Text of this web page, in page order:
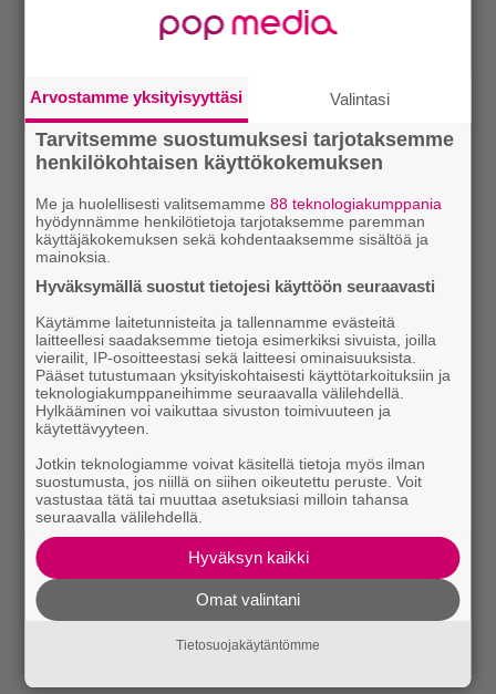
Arvostamme yksityisyyttäsi Valintasi
Tarvitsemme suostumuksesi tarjotaksemme
henkilökohtaisen käyttökokemuksen
Me ja huolellisesti valitsemamme88 teknologiakumppania
hyödynnämme henkilötietoja tarjotaksemme paremman
käyttäjäkokemuksen sekä kohdentaaksemme sisältöä ja
mainoksia.
Hyväksymällä suostut tietojesi käyttöön seuraavasti
Käytämme laitetunnisteita ja tallennamme evästeitä
laitteellesi saadaksemme tietoja esimerkiksi sivuista, joilla
vierailit, IP-osoitteestasi sekä laitteesi ominaisuuksista.
Pääset tutustumaan yksityiskohtaisesti käyttötarkoituksiin ja
teknologiakumppaneihimme seuraavalla välilehdellä.
Hylkääminen voi vaikuttaa sivuston toimivuuteen ja
käytettävyyteen.
Jotkin teknologiamme voivat käsitellä tietoja myös ilman
suostumusta, jos niillä on siihen oikeutettu peruste. Voit
vastustaa tätä tai muuttaa asetuksiasi milloin tahansa
seuraavalla välilehdellä.
Hyväksyn kaikki
Omat valintani
Tietosuojakäytäntömme